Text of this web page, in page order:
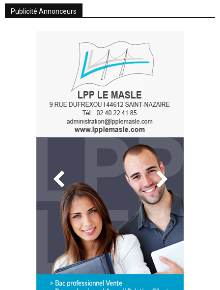
Publicité Annonceurs